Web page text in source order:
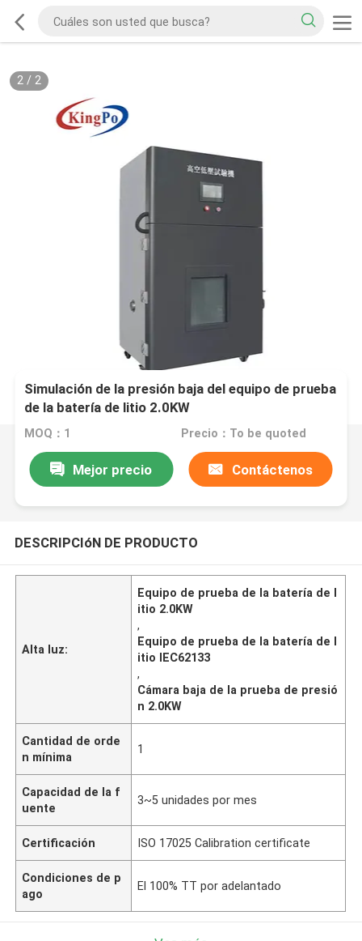
2/ 2
Simulación de la presión baja del equipo de prueba
de la batería de litio 2.0KW
MOQ：1 Precio：To be quoted
Mejor precio Contáctenos
DESCRIPCIóN DE PRODUCTO
Alta luz:
Equipo de prueba de la batería de l
itio 2.0KW
,
Equipo de prueba de la batería de l
itio IEC62133
,
Cámara baja de la prueba de presió
n 2.0KW
Cantidad de orde
n mínima
1
Capacidad de la f
uente
3~5 unidades por mes
Certificación ISO 17025 Calibration certificate
Condiciones de p
ago
El 100% TT por adelantado